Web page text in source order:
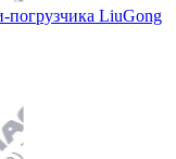
погрузчика LiuGong